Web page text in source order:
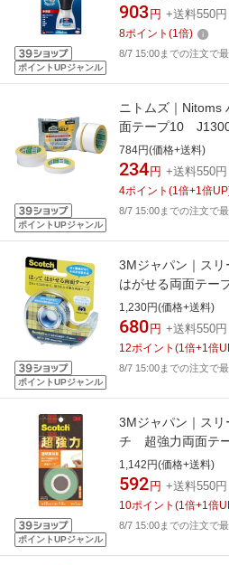
ポイントUPジャンル
903 円 +送料550円
8ポイント (1倍)
8/7 15:00までの注文で
ポイントUPジャンル
ニトムズ｜Nitoms
面テープ10
784円(価格+送料)
234 円 +送料550円
4ポイント (1倍+1倍
8/7 15:00までの注文で
ポイントUPジャンル
3Mジャパン｜ス
はがせる両面テ
19mmX10m 667-1-
1,230円(価格+送料)
680 円 +送料550円
12ポイント (1倍+1倍
8/7 15:00までの注文で
ポイントUPジャンル
3Mジャパン｜ス
チ 超強力両面テ
5m KTD−12 KTD-
1,142円(価格+送料)
592 円 +送料550円
10ポイント (1倍+1倍
8/7 15:00までの注文で